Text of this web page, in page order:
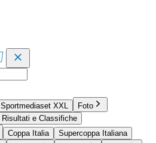
Sportmediaset XXL
Foto
Risultati e Classifiche
Coppa Italia
Supercoppa Italiana